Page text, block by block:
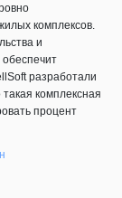
комплексов.
и
разработали
комплексная
процент